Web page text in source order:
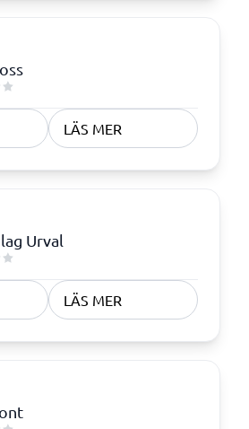
LÄS MER
Urval
LÄS MER